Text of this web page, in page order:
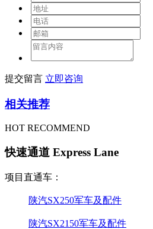
提交留言 立即咨询
相关推荐
HOT RECOMMEND
快速通道 Express Lane
项目直通车：
陕汽SX250军车及配件
陕汽SX2150军车及配件